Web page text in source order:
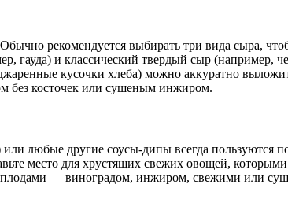
рекомендуется выбирать три вида сыра,
гауда) и классический твердый сыр (например,
кусочки хлеба) можно аккуратно
без косточек или сушеным инжиром.
или любые другие соусы-дипы всегда пользуются
место для хрустящих свежих овощей, которыми
плодами — виноградом, инжиром, свежими или